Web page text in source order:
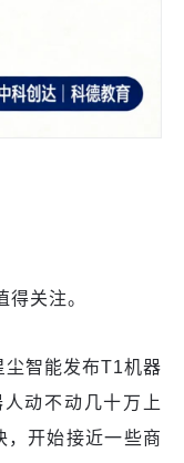
关注。
尘智能发布T1机器
动不动几十万上
，开始接近一些商